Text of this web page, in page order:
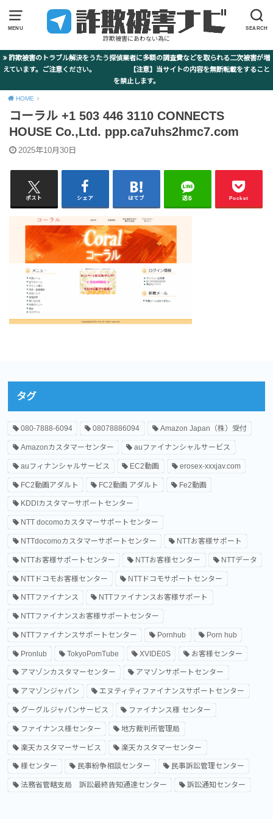
MENU SEARCH
詐欺被害にあわない為に
詐欺被害のトラブル解決をうたう探偵業者に多額の調査費などを取られる二次被害が増
えています。ご注意ください。 【注意】当サイトの内容を無断転載をすること
を禁止します。
HOME
コーラル +1 503 446 3110 CONNECTS
HOUSE Co.,Ltd. ppp.ca7uhs2hmc7.com
2025年10月30日
ポスト シェア はてブ 送る Pocket
タグ
080-7888-6094 08078886094 Amazon Japan（株）受付
Amazonカスタマーセンター auファイナンシャルサービス
auフィナンシャルサービス EC2動画 erosex-xxxjav.com
FC2動画アダルト FC2動画 アダルト Fe2動画
KDDIカスタマーサポートセンター
NTT docomoカスタマーサポートセンター
NTTdocomoカスタマーサポートセンター NTTお客様サポート
NTTお客様サポートセンター NTTお客様センター NTTデータ
NTTドコモお客様センター NTTドコモサポートセンター
NTTファイナンス NTTファイナンスお客様サポート
NTTファイナンスお客様サポートセンター
NTTファイナンスサポートセンター Pornhub Porn hub
Pronlub TokyoPomTube XVIDE0S お客様センター
アマゾンカスタマーセンター アマゾンサポートセンター
アマゾンジャパン エヌティティファイナンスサポートセンター
グーグルジャパンサービス ファイナンス様 センター
ファイナンス様センター 地方裁判所管理局
楽天カスタマーサービス 楽天カスタマーセンター
様センター 民事紛争相談センター 民事訴訟管理センター
法務省管轄支局 訴訟最終告知通達センター 訴訟通知センター